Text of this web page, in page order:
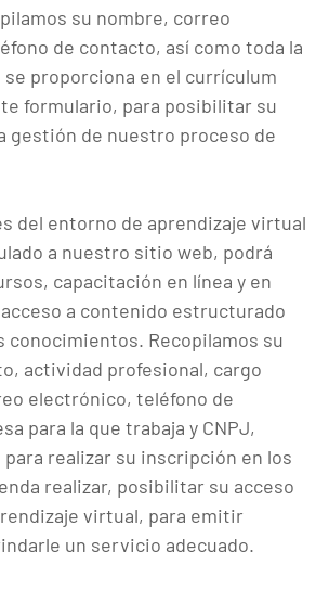
su nombre, correo
de contacto, así como toda la
proporciona en el currículum
formulario, para posibilitar su
gestión de nuestro proceso de
del entorno de aprendizaje virtual
a nuestro sitio web, podrá
capacitación en línea y en
a contenido estructurado
conocimientos. Recopilamos su
actividad profesional, cargo
electrónico, teléfono de
para la que trabaja y CNPJ,
realizar su inscripción en los
realizar, posibilitar su acceso
virtual, para emitir
un servicio adecuado.